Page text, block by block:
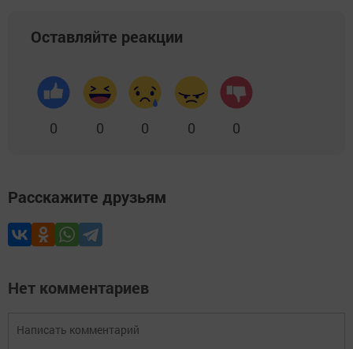
Оставляйте реакции
0 0 0 0 0
Расскажите друзьям
Нет комментариев